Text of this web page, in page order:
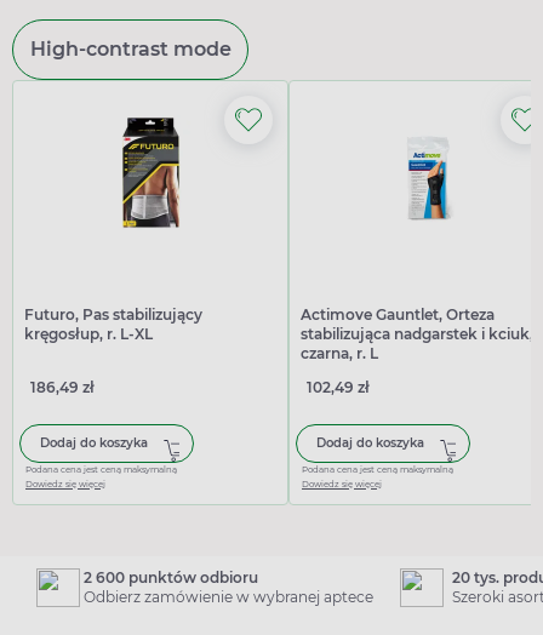
High-contrast mode
Futuro, Pas stabilizujący
kręgosłup, r. L-XL
186,49 zł
Dodaj do koszyka
Podana cena jest ceną maksymalną
Dowiedz się więcej
Actimove Gauntlet, Orteza
stabilizująca nadgarstek i kciuk,
czarna, r. L
102,49 zł
Dodaj do koszyka
Podana cena jest ceną maksymalną
Dowiedz się więcej
2 600 punktów odbioru
Odbierz zamówienie w wybranej aptece
20 tys.
Szeroki